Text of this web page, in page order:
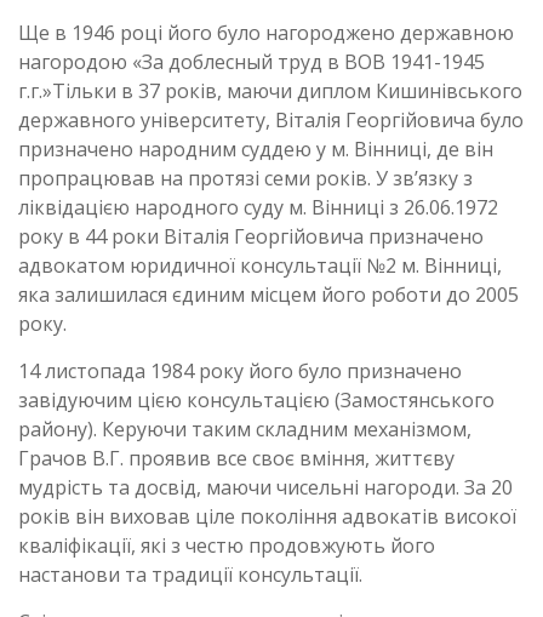
Ще в 1946 році його було нагороджено державною
нагородою «За доблесный труд в ВОВ 1941-1945
г.г.»Тільки в 37 років, маючи диплом Кишинівського
державного університету, Віталія Георгійовича було
призначено народним суддею у м. Вінниці, де він
пропрацював на протязі семи років. У зв’язку з
ліквідацією народного суду м. Вінниці з 26.06.1972
року в 44 роки Віталія Георгійовича призначено
адвокатом юридичної консультації №2 м. Вінниці,
яка залишилася єдиним місцем його роботи до 2005
року.
14 листопада 1984 року його було призначено
завідуючим цією консультацією (Замостянського
району). Керуючи таким складним механізмом,
Грачов В.Г. проявив все своє вміння, життєву
мудрість та досвід, маючи чисельні нагороди. За 20
років він виховав ціле покоління адвокатів високої
кваліфікації, які з честю продовжують його
настанови та традиції консультації.